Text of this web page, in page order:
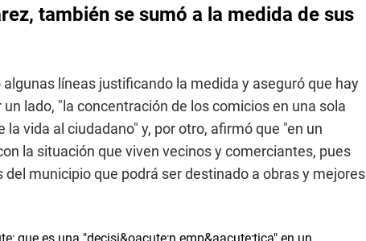
también se sumó a la medida de sus
algunas líneas justificando la medida y aseguró que hay
lado, "la concentración de los comicios en una sola
vida al ciudadano" y, por otro, afirmó que "en un
la situación que viven vecinos y comerciantes, pues
municipio que podrá ser destinado a obras y mejores